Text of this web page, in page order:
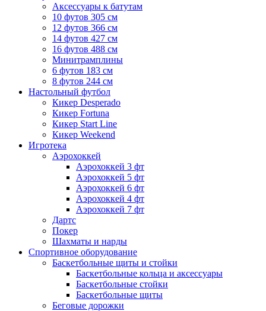
Аксессуары к батутам
10 футов 305 см
12 футов 366 см
14 футов 427 см
16 футов 488 см
Минитрамплины
6 футов 183 см
8 футов 244 см
Настольный футбол
Кикер Desperado
Кикер Fortuna
Кикер Start Line
Кикер Weekend
Игротека
Аэрохоккей
Аэрохоккей 3 фт
Аэрохоккей 5 фт
Аэрохоккей 6 фт
Аэрохоккей 4 фт
Аэрохоккей 7 фт
Дартс
Покер
Шахматы и нарды
Спортивное оборудование
Баскетбольные щиты и стойки
Баскетбольные кольца и аксессуары
Баскетбольные стойки
Баскетбольные щиты
Беговые дорожки